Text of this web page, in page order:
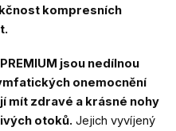
kompresních
jsou nedílnou
onemocnění
mít zdravé a krásné nohy
otoků. Jejich vyvíjený